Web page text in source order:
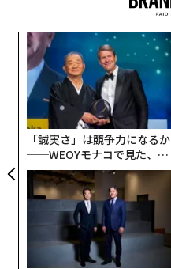
「誠実さ」は競争力になるか
──WEOYモナコで見た、く
ら寿司の経営哲学